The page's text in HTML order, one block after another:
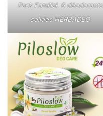
Pack Familial, 6 déodorants
solides HERBADEO